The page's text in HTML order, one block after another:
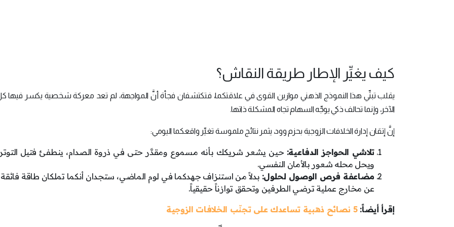
كيف يغيِّر الإطار طريقة النقاش؟
يقلب تبنِّي هذا النموذج الذهني موازين القوى في علاقتكما، فتكتشفان فجأة أنَّ المواجهة، لم تعد معركة شخصية يكسر
الآخر، وإنما تحالف ذكي يوجِّه السهام تجاه المشكلة ذاتها.
إنَّ إتقان إدارة الخلافات الزوجية بحزم وود، يثمر نتائج ملموسة تغيِّر واقعكما اليومي:
تلاشي الحواجز الدفاعية: حين يشعر شريكك بأنه مسموع ومقدَّر حتى في ذروة الصدام، ينطفئ فتيل التوتر
ويحل محله شعور بالأمان النفسي.
​مضاعفة فرص الوصول لحلول: بدلاً من استنزاف جهدكما في لوم الماضي، ستجدان أنكما تملكان طاقة
عن مخارج عملية ترضي الطرفين وتحقق توازناً حقيقياً.
إقرأ أيضاً:5 نصائح ذهبية تساعدك على تجنّب الخلافات الزوجية